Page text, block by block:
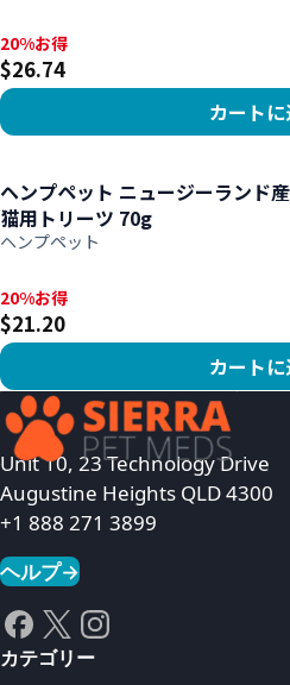
20%お得, $26.74
20%お得
$26.74
カート
ヘンプペット ニュージーランド
猫用トリーツ 70g
ヘンプペット
20%お得, $21.20
20%お得
$21.20
カート
商品を見る
Unit 10, 23 Technology Drive
Augustine Heights QLD 4300
+1 888 271 3899
ヘルプ→
カテゴリー